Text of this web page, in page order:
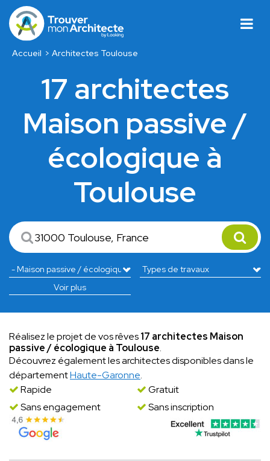
Accueil Architectes Toulouse
17 architectes
Maison passive /
écologique à
Toulouse
Voir plus
Réalisez le projet de vos rêves17 architectes Maison
passive / écologique à Toulouse.
Découvrez également les architectes disponibles dans le
départementHaute-Garonne.
Rapide
Gratuit
Sans engagement
Sans inscription